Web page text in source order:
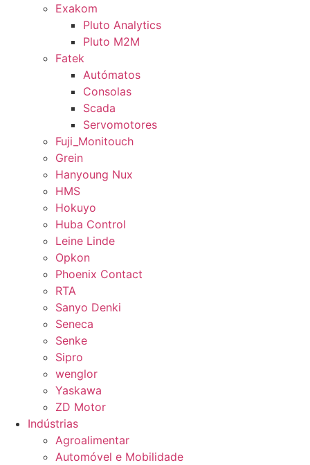
Exakom
Pluto Analytics
Pluto M2M
Fatek
Autómatos
Consolas
Scada
Servomotores
Fuji_Monitouch
Grein
Hanyoung Nux
HMS
Hokuyo
Huba Control
Leine Linde
Opkon
Phoenix Contact
RTA
Sanyo Denki
Seneca
Senke
Sipro
wenglor
Yaskawa
ZD Motor
Indústrias
Agroalimentar
Automóvel e Mobilidade